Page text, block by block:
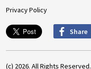
Privacy Policy
Share
(c) 2026. All Rights Reserved.